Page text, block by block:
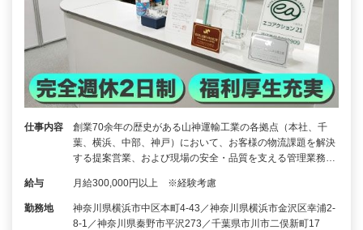
仕事内容
創業70余年の歴史がある山神運輸工業の各拠点（本社、千
葉、横浜、中部、神戸）において、お客様の物流課題を解決
する提案営業、および現場の安全・品質を支える管理業務…
給与 月給300,000円以上 ※経験考慮
勤務地
神奈川県横浜市中区本町4-43／神奈川県横浜市金沢区幸浦2-
8-1／神奈川県秦野市平沢273／千葉県市川市二俣新町17